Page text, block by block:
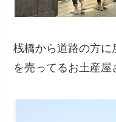
桟橋から道路の方に
を売ってるお土産屋